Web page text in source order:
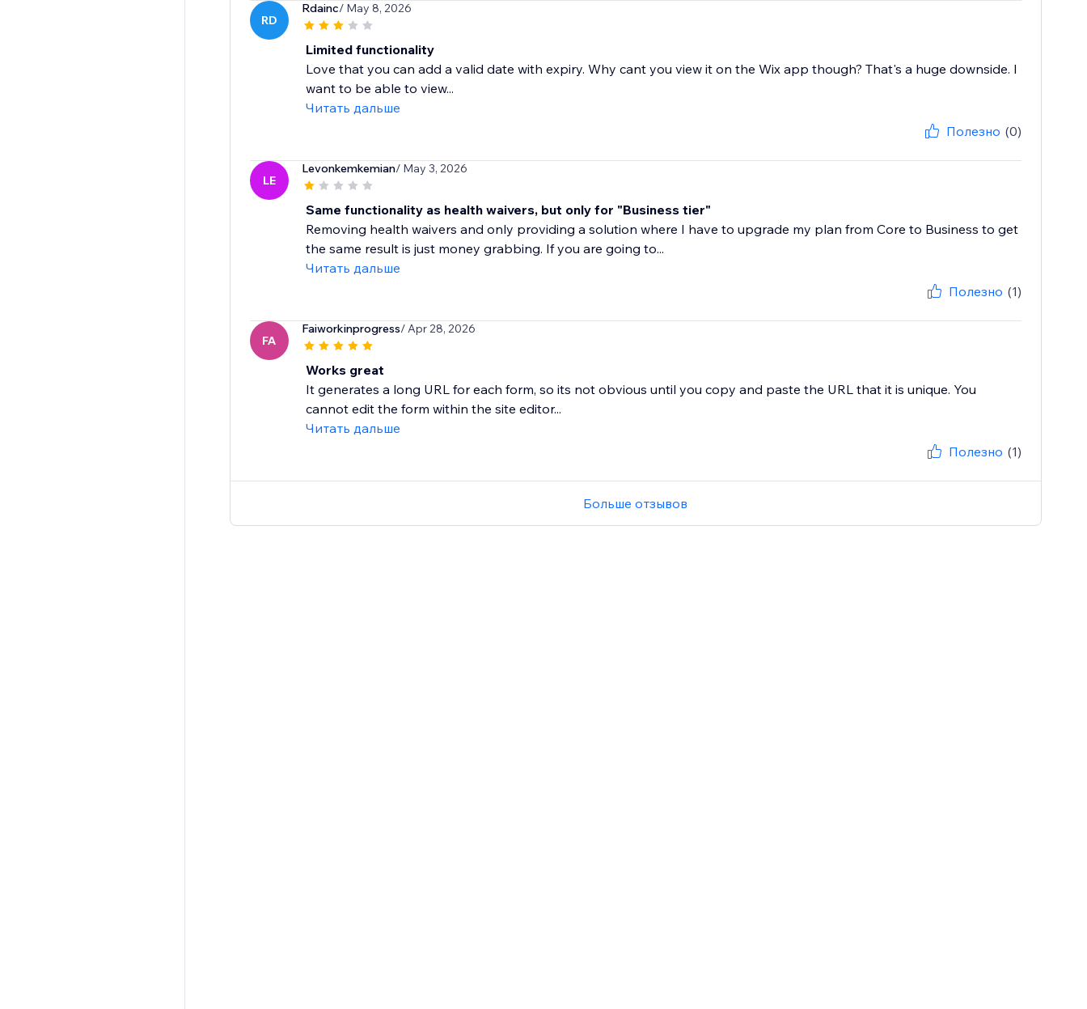
RD
Rdainc/ May 8, 2026
Limited functionality
Love that you can add a valid date with expiry. Why cant you view it on the Wix app though? That's a huge downside. I
want to be able to view...
Читать дальше
Полезно (0)
LE
Levonkemkemian/ May 3, 2026
Same functionality as health waivers, but only for "Business tier"
Removing health waivers and only providing a solution where I have to upgrade my plan from Core to Business to get
the same result is just money grabbing. If you are going to...
Читать дальше
Полезно (1)
FA
Faiworkinprogress/ Apr 28, 2026
Works great
It generates a long URL for each form, so its not obvious until you copy and paste the URL that it is unique. You
cannot edit the form within the site editor...
Читать дальше
Полезно (1)
Больше отзывов